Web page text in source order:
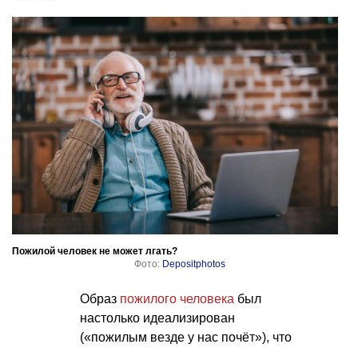
Пожилой человек не может лгать?
Фото: Depositphotos
Образ пожилого человека был
настолько идеализирован
(«пожилым везде у нас почёт»), что